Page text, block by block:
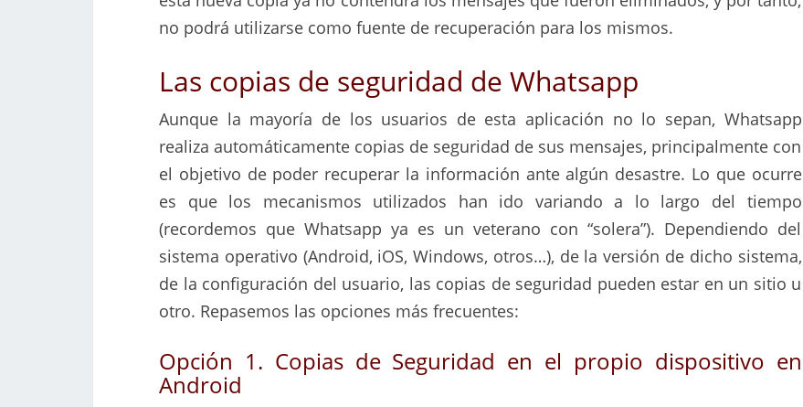
no podrá utilizarse como fuente de recuperación para los mismos.
Las copias de seguridad de Whatsapp
Aunque la mayoría de los usuarios de esta aplicación no lo sepan, Whatsapp
realiza automáticamente copias de seguridad de sus mensajes, principalmente con
el objetivo de poder recuperar la información ante algún desastre. Lo que ocurre
es que los mecanismos utilizados han ido variando a lo largo del tiempo
(recordemos que Whatsapp ya es un veterano con “solera”). Dependiendo del
sistema operativo (Android, iOS, Windows, otros…), de la versión de dicho sistema,
de la configuración del usuario, las copias de seguridad pueden estar en un sitio u
otro. Repasemos las opciones más frecuentes:
Opción 1. Copias de Seguridad en el propio dispositivo en
Android